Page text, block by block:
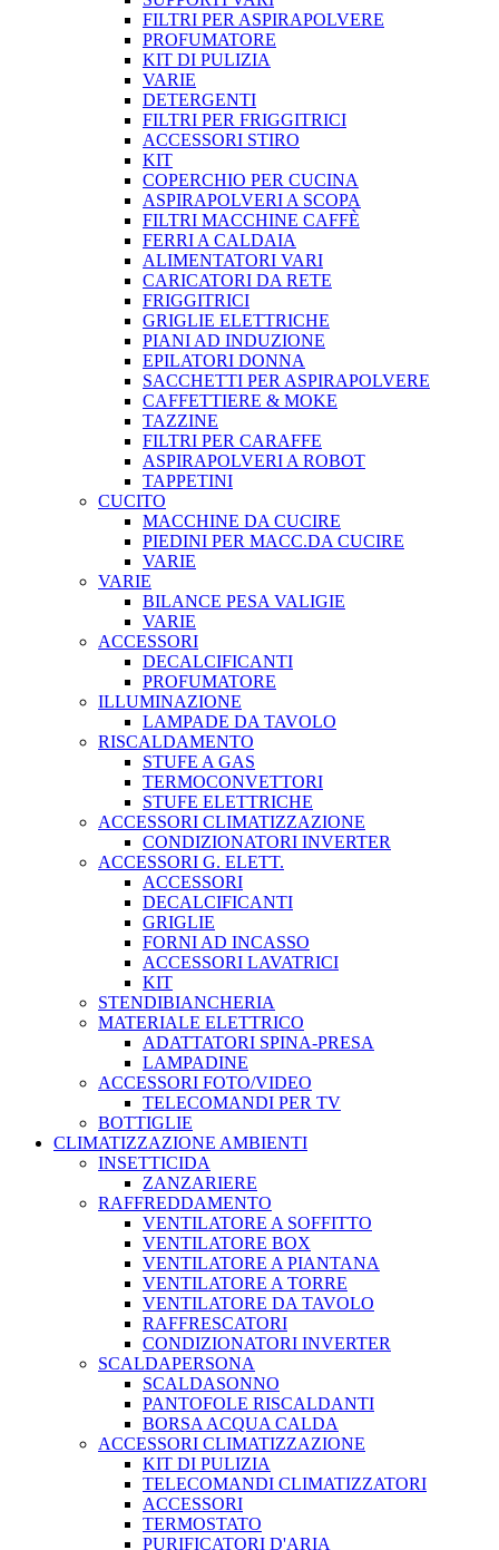
FILTRI PER ASPIRAPOLVERE
PROFUMATORE
KIT DI PULIZIA
VARIE
DETERGENTI
FILTRI PER FRIGGITRICI
ACCESSORI STIRO
KIT
COPERCHIO PER CUCINA
ASPIRAPOLVERI A SCOPA
FILTRI MACCHINE CAFFÈ
FERRI A CALDAIA
ALIMENTATORI VARI
CARICATORI DA RETE
FRIGGITRICI
GRIGLIE ELETTRICHE
PIANI AD INDUZIONE
EPILATORI DONNA
SACCHETTI PER ASPIRAPOLVERE
CAFFETTIERE & MOKE
TAZZINE
FILTRI PER CARAFFE
ASPIRAPOLVERI A ROBOT
TAPPETINI
CUCITO
MACCHINE DA CUCIRE
PIEDINI PER MACC.DA CUCIRE
VARIE
VARIE
BILANCE PESA VALIGIE
VARIE
ACCESSORI
DECALCIFICANTI
PROFUMATORE
ILLUMINAZIONE
LAMPADE DA TAVOLO
RISCALDAMENTO
STUFE A GAS
TERMOCONVETTORI
STUFE ELETTRICHE
ACCESSORI CLIMATIZZAZIONE
CONDIZIONATORI INVERTER
ACCESSORI G. ELETT.
ACCESSORI
DECALCIFICANTI
GRIGLIE
FORNI AD INCASSO
ACCESSORI LAVATRICI
KIT
STENDIBIANCHERIA
MATERIALE ELETTRICO
ADATTATORI SPINA-PRESA
LAMPADINE
ACCESSORI FOTO/VIDEO
TELECOMANDI PER TV
BOTTIGLIE
CLIMATIZZAZIONE AMBIENTI
INSETTICIDA
ZANZARIERE
RAFFREDDAMENTO
VENTILATORE A SOFFITTO
VENTILATORE BOX
VENTILATORE A PIANTANA
VENTILATORE A TORRE
VENTILATORE DA TAVOLO
RAFFRESCATORI
CONDIZIONATORI INVERTER
SCALDAPERSONA
SCALDASONNO
PANTOFOLE RISCALDANTI
BORSA ACQUA CALDA
ACCESSORI CLIMATIZZAZIONE
KIT DI PULIZIA
TELECOMANDI CLIMATIZZATORI
ACCESSORI
TERMOSTATO
PURIFICATORI D'ARIA